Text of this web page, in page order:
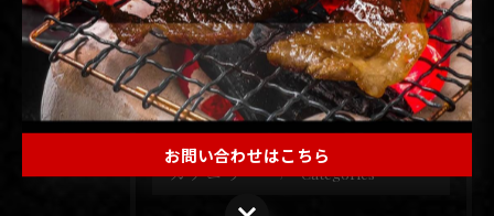
< 前のページ 一覧に戻る 次のページ >
カテゴリー Categories
お問い合わせはこちら